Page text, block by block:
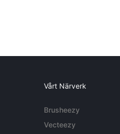
Vårt Närverk
Brusheezy
Vecteezy